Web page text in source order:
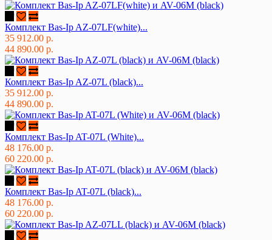
Комплект Bas-Ip AZ-07LF(white)...
35 912.00 р.
44 890.00 р.
Комплект Bas-Ip AZ-07L (black)...
35 912.00 р.
44 890.00 р.
Комплект Bas-Ip AT-07L (White)...
48 176.00 р.
60 220.00 р.
Комплект Bas-Ip AT-07L (black)...
48 176.00 р.
60 220.00 р.